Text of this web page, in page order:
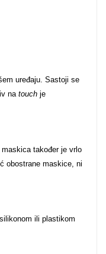
uređaju. Sastoji se
na touchje
također je vrlo
obostrane maskice, ni
ili plastikom